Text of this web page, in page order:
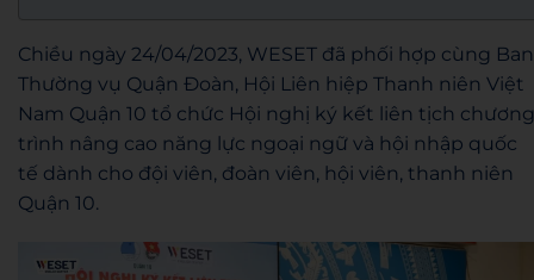
Chiều ngày 24/04/2023, WESET đã phối hợp cùng Ban
Thường vụ Quận Đoàn, Hội Liên hiệp Thanh niên Việt
Nam Quận 10 tổ chức Hội nghị ký kết liên tịch chương
trình nâng cao năng lực ngoại ngữ và hội nhập quốc
tế dành cho đội viên, đoàn viên, hội viên, thanh niên
Quận 10.